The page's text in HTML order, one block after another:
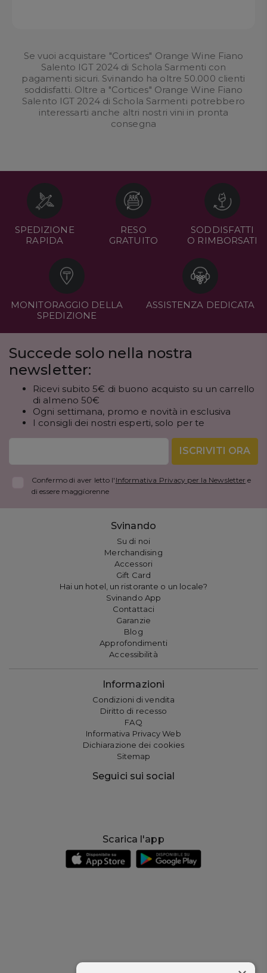
Se vuoi acquistare "Cortices" Orange Wine Fiano
Salento IGT 2024 di Schola Sarmenti con
pagamenti sicuri. Svinando ha oltre 50.000 clienti
soddisfatti. Oltre a "Cortices" Orange Wine Fiano
Salento IGT 2024 di Schola Sarmenti potrebbero
interessarti anche altri nostri vini in pronta
consegna
SPEDIZIONE
RAPIDA
RESO
GRATUITO
SODDISFATTI
O RIMBORSATI
MONITORAGGIO DELLA
SPEDIZIONE
ASSISTENZA DEDICATA
Succede solo nella nostra
newsletter:
Ricevi subito 5€ di buono acquisto su un carrello
di almeno 50€
Ogni settimana, promo e novità in esclusiva
I consigli dei nostri esperti, solo per te
ISCRIVITI ORA
Confermo di aver letto l' Informativa Privacy per la Newsletter e
di essere maggiorenne
Svinando
Su di noi
Merchandising
Accessori
Gift Card
Hai un hotel, un ristorante o un locale?
Svinando App
Contattaci
Garanzie
Blog
Approfondimenti
Accessibilità
Informazioni
Condizioni di vendita
Diritto di recesso
FAQ
Informativa Privacy Web
Dichiarazione dei cookies
Sitemap
Seguici sui social
Scarica l'app